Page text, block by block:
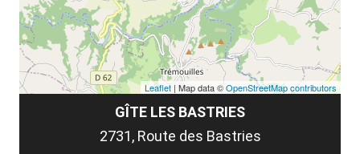
GÎTE LES BASTRIES
2731, Route des Bastries
Leaflet | Map data ©OpenStreetMap contributors